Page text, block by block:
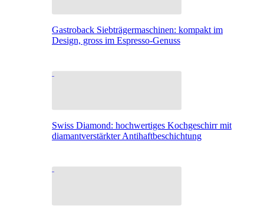
Gastroback Siebträgermaschinen: kompakt im
Design, gross im Espresso-Genuss
Swiss Diamond: hochwertiges Kochgeschirr mit
diamantverstärkter Antihaftbeschichtung